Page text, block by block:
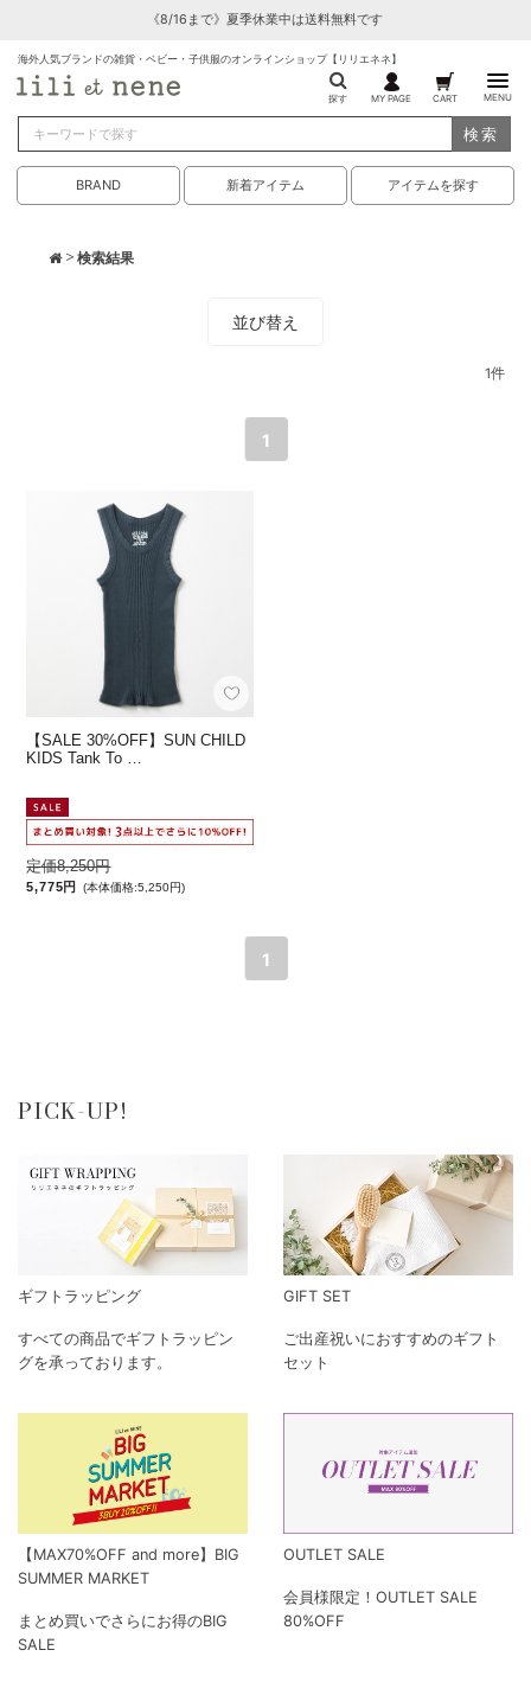
《8/16まで》夏季休業中は送料無料です
海外人気ブランドの雑貨・ベビー・子供服のオンラインショップ【リリエネネ】
探す MY PAGE CART MENU
検索
BRAND 新着アイテム アイテムを探す
> 検索結果
並び替え
1件
1
【SALE 30%OFF】SUN CHILD
KIDS Tank To …
定価8,250円
5,775円 (本体価格:5,250円)
1
PICK-UP!
ギフトラッピング
すべての商品でギフトラッピン
グを承っております。
GIFT SET
ご出産祝いにおすすめのギフト
セット
【MAX70%OFF and more】BIG
SUMMER MARKET
まとめ買いでさらにお得のBIG
SALE
OUTLET SALE
会員様限定！OUTLET SALE
80%OFF